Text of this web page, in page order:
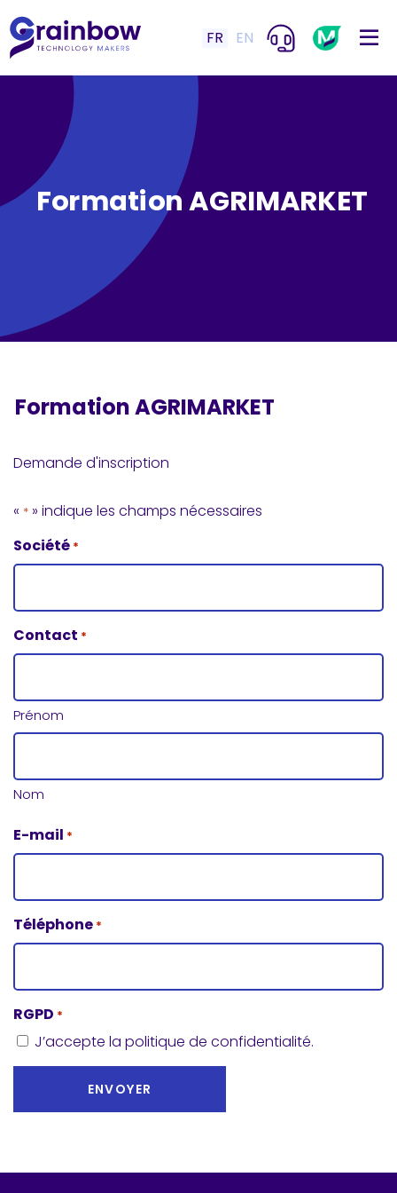
FR EN
Formation AGRIMARKET
Formation AGRIMARKET
Demande d'inscription
« * » indique les champs nécessaires
Société *
Contact *
Prénom
Nom
E-mail *
Téléphone *
RGPD *
J’accepte la politique de confidentialité.